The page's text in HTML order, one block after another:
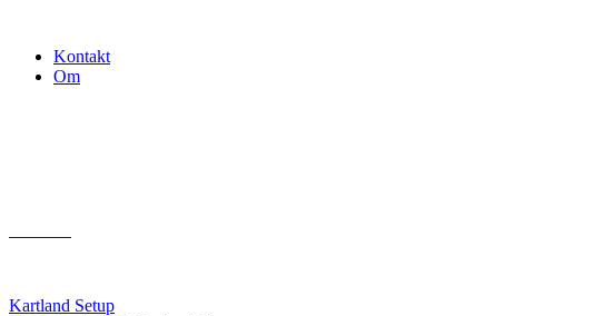
Kontakt
Om
Kartland Setup